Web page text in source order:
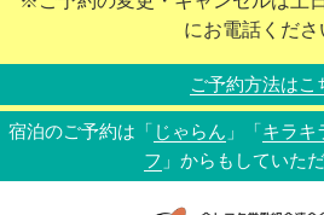
にお電話くださ
ご予約方法はこ
宿泊のご予約は「 じゃらん 」「キラ
フ 」からもしていた